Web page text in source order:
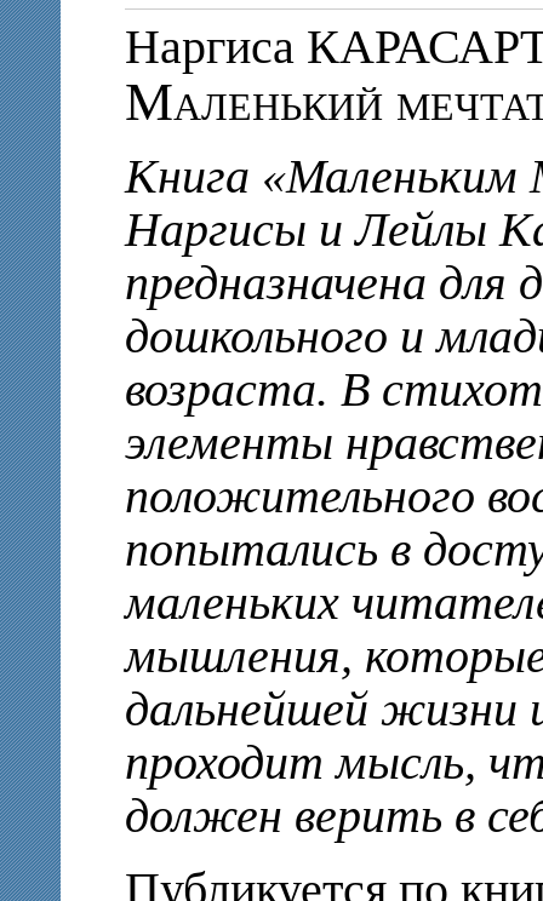
Наргиса
Маленький
Книга «Маленьким
Наргисы и Лейлы
предназначена
дошкольного и
возраста. В
элементы
положительного
попытались в
маленьких
мышления,
дальнейшей жизни
проходит мысль,
должен верить в